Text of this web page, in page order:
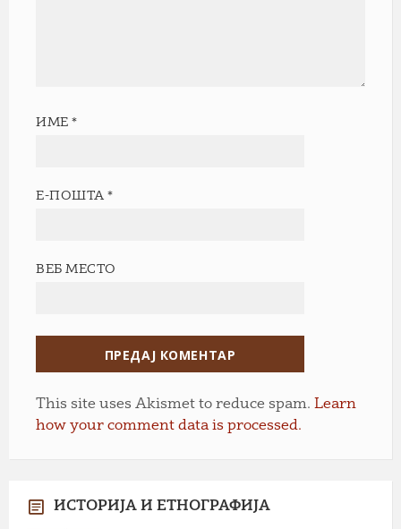
ИМЕ*
Е-ПОШТА*
ВЕБ МЕСТО
This site uses Akismet to reduce spam. Learn
how your comment data is processed.
ИСТОРИЈА И ЕТНОГРАФИЈА